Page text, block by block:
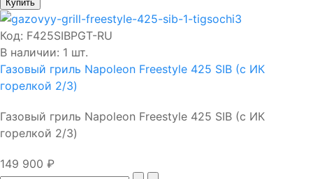
Код: F425SIBPGT-RU
В наличии: 1 шт.
Газовый гриль Napoleon Freestyle 425 SIB (с ИК
горелкой 2/3)
Газовый гриль Napoleon Freestyle 425 SIB (с ИК
горелкой 2/3)
149 900 ₽